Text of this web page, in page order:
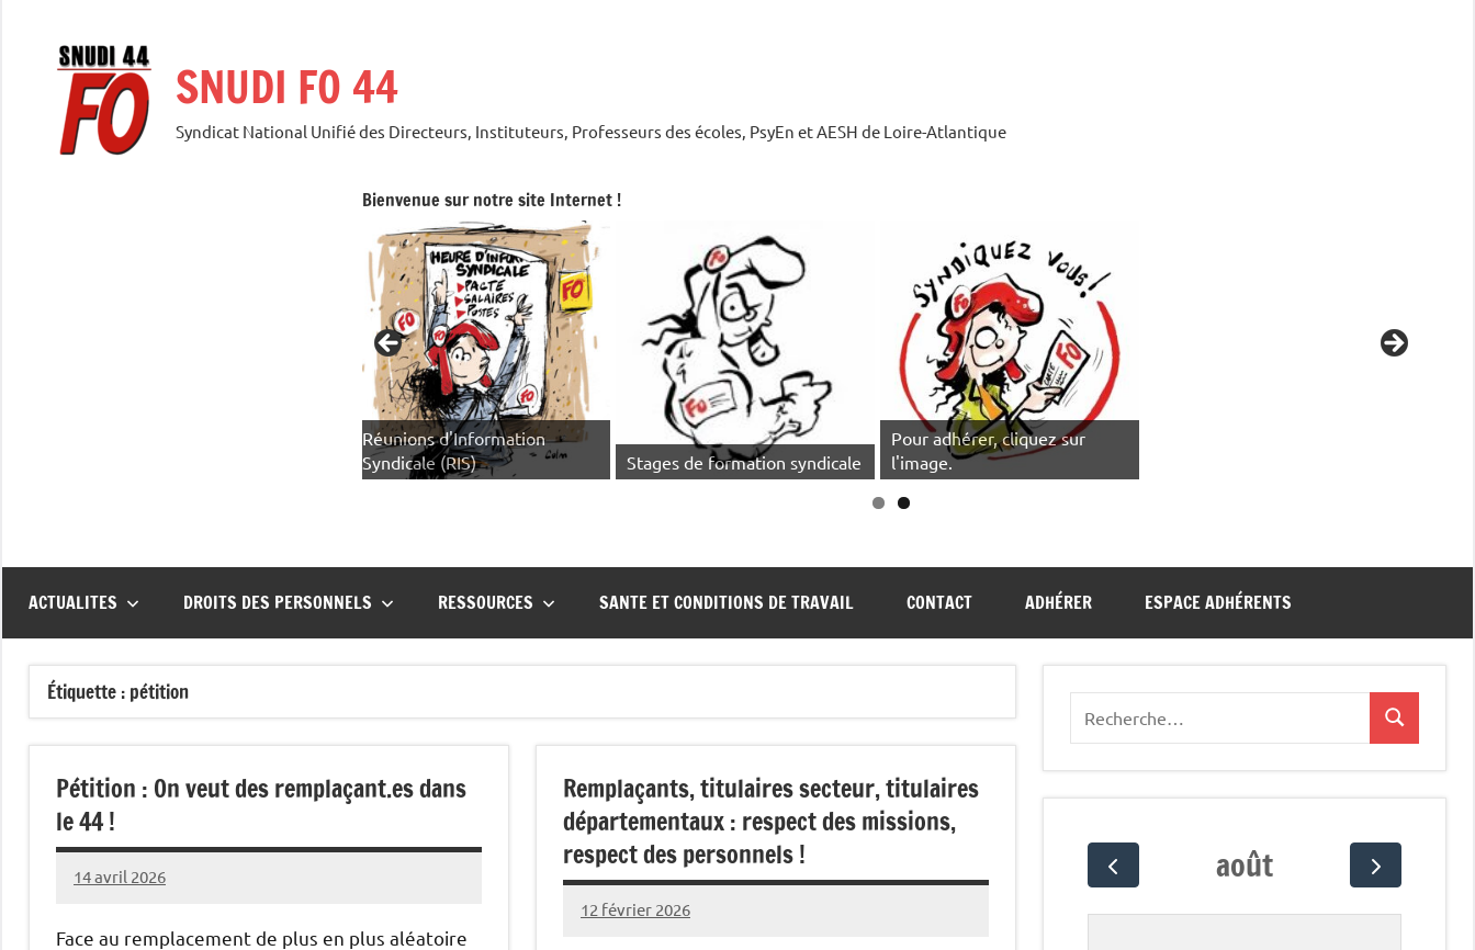
contenu
SNUDI FO 44
Syndicat National Unifié des Directeurs, Instituteurs, Professeurs des écoles, PsyEn et AESH de Loire-Atlantique
Bienvenue sur notre site Internet !
Réunions d'Information
Syndicale (RIS)
Stages de formation syndicale
Pour adhérer, cliquez sur
l'image.
ACTUALITES DROITS DES PERSONNELS RESSOURCES SANTE ET CONDITIONS DE TRAVAIL CONTACT ADHÉRER ESPACE ADHÉRENTS
Étiquette : pétition
Pétition : On veut des remplaçant.es dans
le 44 !
14 avril 2026
Snudifo44
Face au remplacement de plus en plus aléatoire
Remplaçants, titulaires secteur, titulaires
départementaux : respect des missions,
respect des personnels !
12 février 2026
Snudifo44
:
Recherche
août